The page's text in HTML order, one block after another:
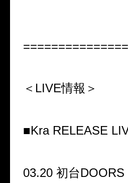
＜LIVE情報＞
■Kra RELEASE
03.20 初台DOORS